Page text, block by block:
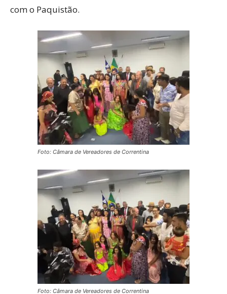
com o Paquistão.
Foto: Câmara de Vereadores de Correntina
Foto: Câmara de Vereadores de Correntina